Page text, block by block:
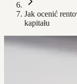
Jak ocenić
kapitału